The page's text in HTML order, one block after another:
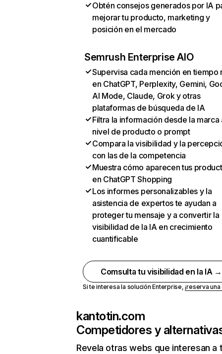
Obtén consejos generados por IA
mejorar tu producto, marketing y
posición en el mercado
Semrush Enterprise AIO
Supervisa cada mención en tiempo
en ChatGPT, Perplexity, Gemini,
AI Mode, Claude, Grok y otras
plataformas de búsqueda de IA
Filtra la información desde la marca
nivel de producto o prompt
Compara la visibilidad y la
con las de la competencia
Muestra cómo aparecen tus
en ChatGPT Shopping
Los informes personalizables y la
asistencia de expertos te ayudan a
proteger tu mensaje y a convertir la
visibilidad de la IA en crecimiento
cuantificable
Comsulta tu visibilidad en la IA →
Si te interesa la solución Enterprise,¡reserva
kantotin.com
Competidores y
Revela otras webs que interesan a